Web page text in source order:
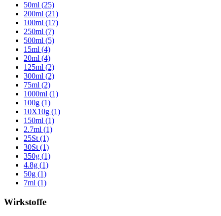
50ml (25)
200ml (21)
100ml (17)
250ml (7)
500ml (5)
15ml (4)
20ml (4)
125ml (2)
300ml (2)
75ml (2)
1000ml (1)
100g (1)
10X10g (1)
150ml (1)
2.7ml (1)
25St (1)
30St (1)
350g (1)
4.8g (1)
50g (1)
7ml (1)
Wirkstoffe